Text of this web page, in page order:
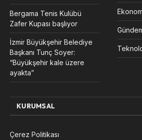
Bergama Tenis Kulübü
Zafer Kupası başlıyor
İzmir Büyükşehir Belediye
Başkanı Tunç Soyer:
“Büyükşehir kale üzere
ayakta”
KURUMSAL
Çerez Politikası